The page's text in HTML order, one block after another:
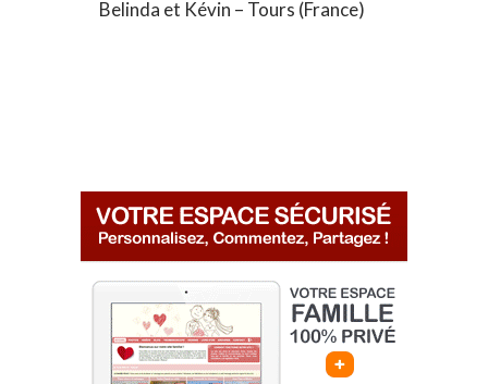
Belinda et Kévin – Tours (France)